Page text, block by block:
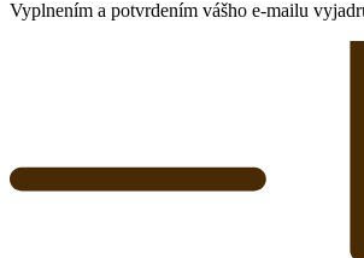
Vyplnením a potvrdením vášho e-mailu